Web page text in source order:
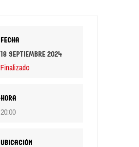
FECHA
18 septiembre 2024
Finalizado
HORA
20:00
UBICACIÓN